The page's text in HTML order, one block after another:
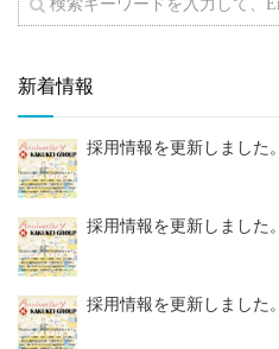
新着情報
採用情報を更新しました。
採用情報を更新しました。
採用情報を更新しました。